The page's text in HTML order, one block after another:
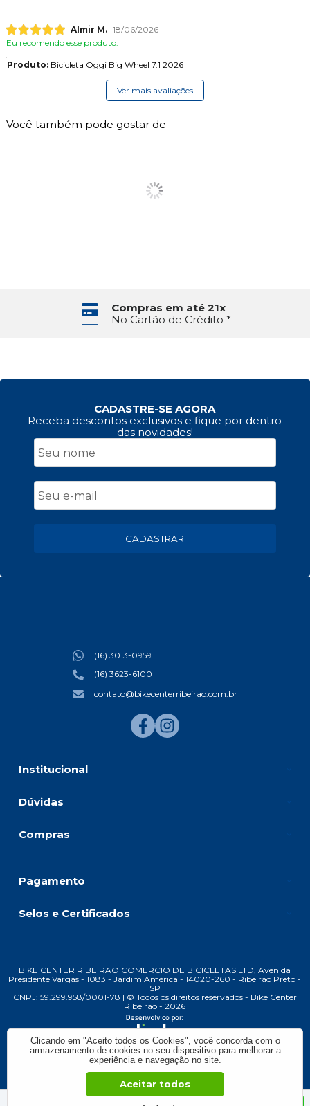
Almir M. 18/06/2026
Eu recomendo esse produto.
Produto:Bicicleta Oggi Big Wheel 7.1 2026
Ver mais avaliações
Você também pode gostar de
Compras em até 21x
No Cartão de Crédito *
CADASTRE-SE AGORA
Receba descontos exclusivos e fique por dentro
das novidades!
CADASTRAR
Institucional
Dúvidas
Compras
(16) 3013-0959
(16) 3623-6100
contato@bikecenterribeirao.com.br
Pagamento
Selos e Certificados
BIKE CENTER RIBEIRAO COMERCIO DE BICICLETAS LTD, Avenida
Presidente Vargas - 1083 - Jardim América - 14020-260 - Ribeirão Preto -
SP
CNPJ: 59.299.958/0001-78 | © Todos os direitos reservados - Bike Center
Ribeirão - 2026
Clicando em "Aceito todos os Cookies", você concorda com o
armazenamento de cookies no seu dispositivo para melhorar a
experiência e navegação no site.
Aceitar todos